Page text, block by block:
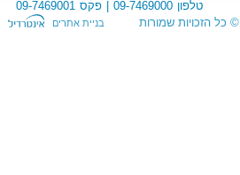
טלפון 09-7469000 פקס 09-7469001
© כל הזכויות שמורות בניית אתרים